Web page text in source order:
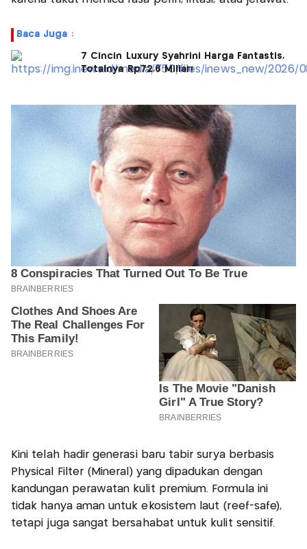
Baca Juga :
7 Cincin Luxury Syahrini Harga Fantastis,
Totalnya Rp72,6 Miliar!
Kini telah hadir generasi baru tabir surya berbasis
Physical Filter (Mineral) yang dipadukan dengan
kandungan perawatan kulit premium. Formula ini
tidak hanya aman untuk ekosistem laut (reef-safe),
tetapi juga sangat bersahabat untuk kulit sensitif.